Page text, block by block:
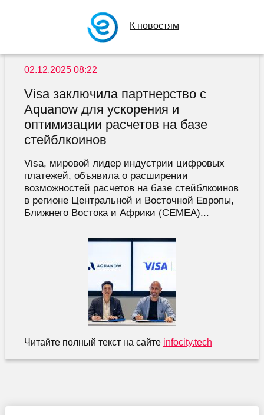
К новостям
02.12.2025 08:22
Visa заключила партнерство с
Aquanow для ускорения и
оптимизации расчетов на базе
стейблкоинов
Visa, мировой лидер индустрии цифровых
платежей, объявила о расширении
возможностей расчетов на базе стейблкоинов
в регионе Центральной и Восточной Европы,
Ближнего Востока и Африки (CEMEA)...
Читайте полный текст на сайте infocity.tech